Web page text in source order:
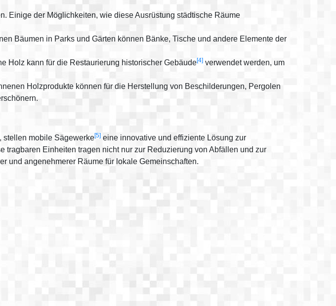
Einige der Möglichkeiten, wie diese Ausrüstung städtische Räume
Bäumen in Parks und Gärten können Bänke, Tische und andere Elemente der
Holz kann für die Restaurierung historischer Gebäude[4] verwendet werden, um
Holzprodukte können für die Herstellung von Beschilderungen, Pergolen
stellen mobile Sägewerke[5] eine innovative und effiziente Lösung zur
Einheiten tragen nicht nur zur Reduzierung von Abfällen und zur
und angenehmerer Räume für lokale Gemeinschaften.